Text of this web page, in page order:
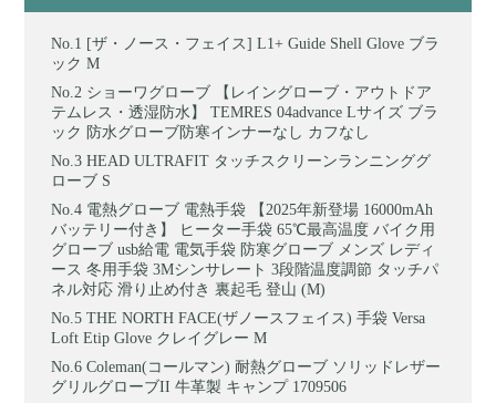
[ザ・ノース・フェイス] L1+ Guide Shell Glove ブラ
ック M
ショーワグローブ 【レイングローブ・アウトドア
テムレス・透湿防水】 TEMRES 04advance Lサイズ ブラ
ック 防水グローブ防寒インナーなし カフなし
HEAD ULTRAFIT タッチスクリーンランニンググ
ローブ S
電熱グローブ 電熱手袋 【2025年新登場 16000mAh
バッテリー付き】 ヒーター手袋 65℃最高温度 バイク用
グローブ usb給電 電気手袋 防寒グローブ メンズ レディ
ース 冬用手袋 3Mシンサレート 3段階温度調節 タッチパ
ネル対応 滑り止め付き 裏起毛 登山 (M)
THE NORTH FACE(ザノースフェイス) 手袋 Versa
Loft Etip Glove クレイグレー M
Coleman(コールマン) 耐熱グローブ ソリッドレザー
グリルグローブII 牛革製 キャンプ 1709506